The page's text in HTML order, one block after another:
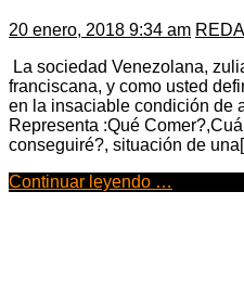
20 enero, 2018 9:34 am
La sociedad Venezolana,
franciscana, y como usted
en la insaciable condición de
Representa :Qué
conseguiré?, situación de
Continuar leyendo …